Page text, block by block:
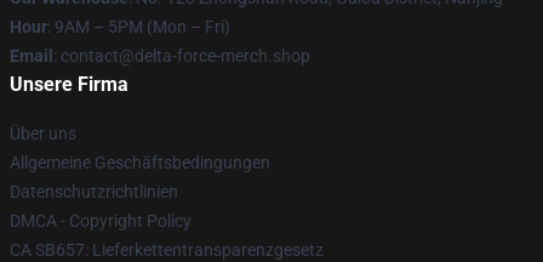
Hour: 9AM – 5PM (Mon – Fri)
Email : contact@delta-force-merch.shop
Unsere Firma
Über uns
Allgemeine Geschäftsbedingungen
Datenschutzrichtlinien
DMCA - Copyright Policy
CA SB657: Lieferkettentransparenzgesetz